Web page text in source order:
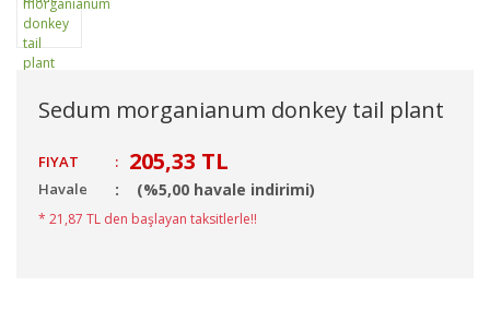
Sedum morganianum donkey tail plant
FIYAT : 205,33 TL
Havale (%5,00 havale indirimi)
* 21,87 TL den başlayan taksitlerle!!